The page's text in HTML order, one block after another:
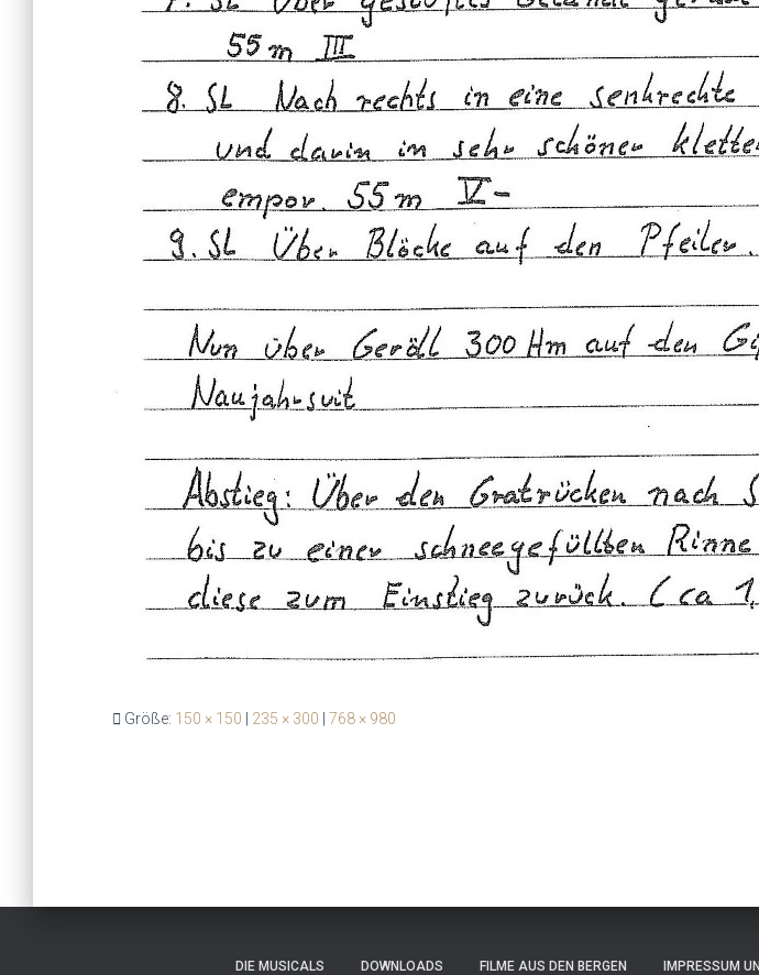
Größe: 150 × 150 235 × 300 768 × 980
DIE MUSICALS DOWNLOADS FILME AUS DEN BERGEN IMPRESSUM